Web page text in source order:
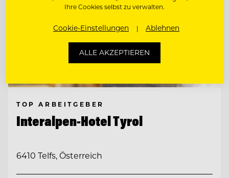
TOP ARBEITGEBER
Interalpen-Hotel Tyrol
6410 Telfs, Österreich
Ihre Cookies selbst zu verwalten.
Cookie-Einstellungen Ablehnen
ALLE AKZEPTIEREN